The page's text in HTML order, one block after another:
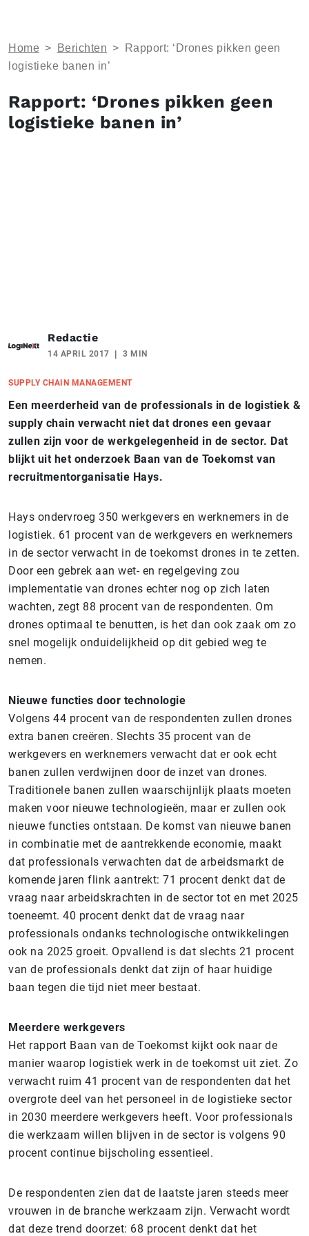
Home > Berichten >
Rapport: ​‘Drones pikken geen
logistieke banen in’
Rapport: ​‘Drones pikken geen
logistieke banen in’
Redactie
14 APRIL 2017 3 MIN
SUPPLY CHAIN MANAGEMENT
Een meerderheid van de professionals in de logistiek &
supply chain verwacht niet dat drones een gevaar
zullen zijn voor de werkgelegenheid in de sector. Dat
blijkt uit het onderzoek Baan van de Toekomst van
recruitmentorganisatie Hays.
Hays ondervroeg 350 werkgevers en werknemers in de
logistiek. 61 procent van de werkgevers en werknemers
in de sector verwacht in de toekomst drones in te zetten.
Door een gebrek aan wet- en regelgeving zou
implementatie van drones echter nog op zich laten
wachten, zegt 88 procent van de respondenten. Om
drones optimaal te benutten, is het dan ook zaak om zo
snel mogelijk onduidelijkheid op dit gebied weg te
nemen.
Nieuwe functies door technologie
Volgens 44 procent van de respondenten zullen drones
extra banen creëren. Slechts 35 procent van de
werkgevers en werknemers verwacht dat er ook echt
banen zullen verdwijnen door de inzet van drones.
Traditionele banen zullen waarschijnlijk plaats moeten
maken voor nieuwe technologieën, maar er zullen ook
nieuwe functies ontstaan. De komst van nieuwe banen
in combinatie met de aantrekkende economie, maakt
dat professionals verwachten dat de arbeidsmarkt de
komende jaren flink aantrekt: 71 procent denkt dat de
vraag naar arbeidskrachten in de sector tot en met 2025
toeneemt. 40 procent denkt dat de vraag naar
professionals ondanks technologische ontwikkelingen
ook na 2025 groeit. Opvallend is dat slechts 21 procent
van de professionals denkt dat zijn of haar huidige
baan tegen die tijd niet meer bestaat.
Meerdere werkgevers
Het rapport Baan van de Toekomst kijkt ook naar de
manier waarop logistiek werk in de toekomst uit ziet. Zo
verwacht ruim 41 procent van de respondenten dat het
overgrote deel van het personeel in de logistieke sector
in 2030 meerdere werkgevers heeft. Voor professionals
die werkzaam willen blijven in de sector is volgens 90
procent continue bijscholing essentieel.
De respondenten zien dat de laatste jaren steeds meer
vrouwen in de branche werkzaam zijn. Verwacht wordt
dat deze trend doorzet: 68 procent denkt dat het